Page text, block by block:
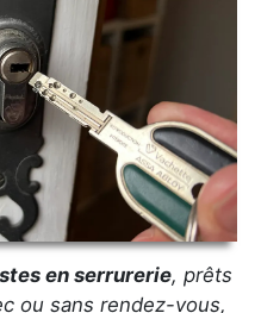
en serrurerie, prêts
ou sans rendez-vous,